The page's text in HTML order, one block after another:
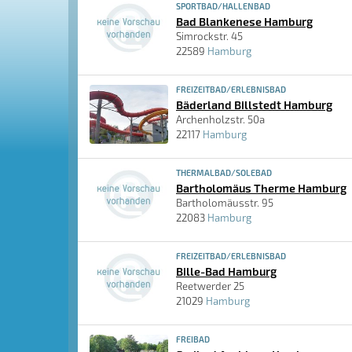
SPORTBAD/HALLENBAD
Bad Blankenese Hamburg
Simrockstr. 45
22589 Hamburg
FREIZEITBAD/ERLEBNISBAD
Bäderland Billstedt Hamburg
Archenholzstr. 50a
22117 Hamburg
THERMALBAD/SOLEBAD
Bartholomäus Therme Hamburg
Bartholomäusstr. 95
22083 Hamburg
FREIZEITBAD/ERLEBNISBAD
Bille-Bad Hamburg
Reetwerder 25
21029 Hamburg
FREIBAD